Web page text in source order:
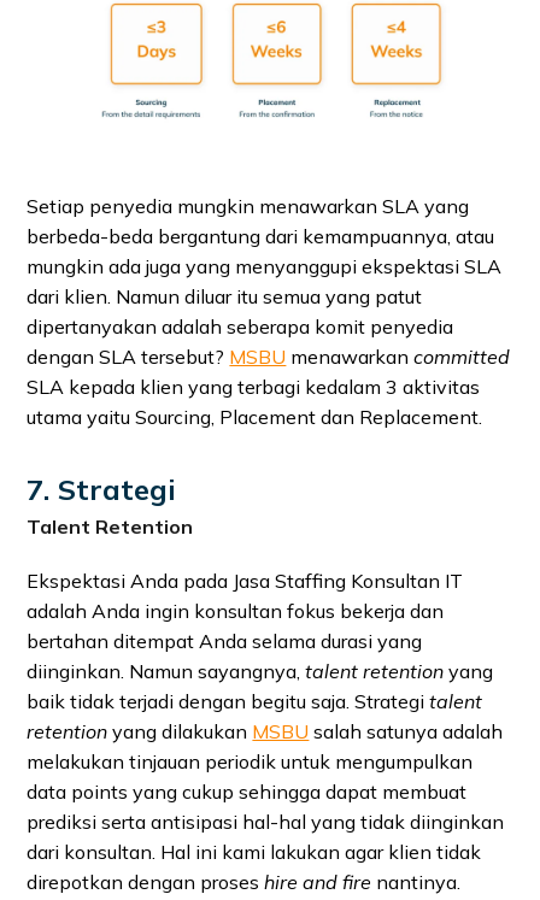
Setiap penyedia mungkin menawarkan SLA yang
berbeda-beda bergantung dari kemampuannya, atau
mungkin ada juga yang menyanggupi ekspektasi SLA
dari klien. Namun diluar itu semua yang patut
dipertanyakan adalah seberapa komit penyedia
dengan SLA tersebut? MSBU menawarkancommitted
SLA kepada klien yang terbagi kedalam 3 aktivitas
utama yaitu Sourcing, Placement dan Replacement.
7. Strategi
Talent Retention
Ekspektasi Anda pada Jasa Staffing Konsultan IT
adalah Anda ingin konsultan fokus bekerja dan
bertahan ditempat Anda selama durasi yang
diinginkan. Namun sayangnya,talent retention yang
baik tidak terjadi dengan begitu saja. Strategitalent
retentionyang dilakukan MSBU salah satunya adalah
melakukan tinjauan periodik untuk mengumpulkan
data points yang cukup sehingga dapat membuat
prediksi serta antisipasi hal-hal yang tidak diinginkan
dari konsultan. Hal ini kami lakukan agar klien tidak
direpotkan dengan proseshire and fire nantinya.